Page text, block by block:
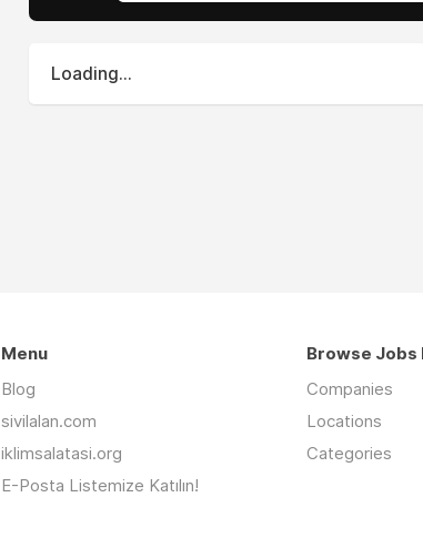
Loading...
Menu
Blog
sivilalan.com
iklimsalatasi.org
E-Posta Listemize Katılın!
Browse Jobs
Companies
Locations
Categories